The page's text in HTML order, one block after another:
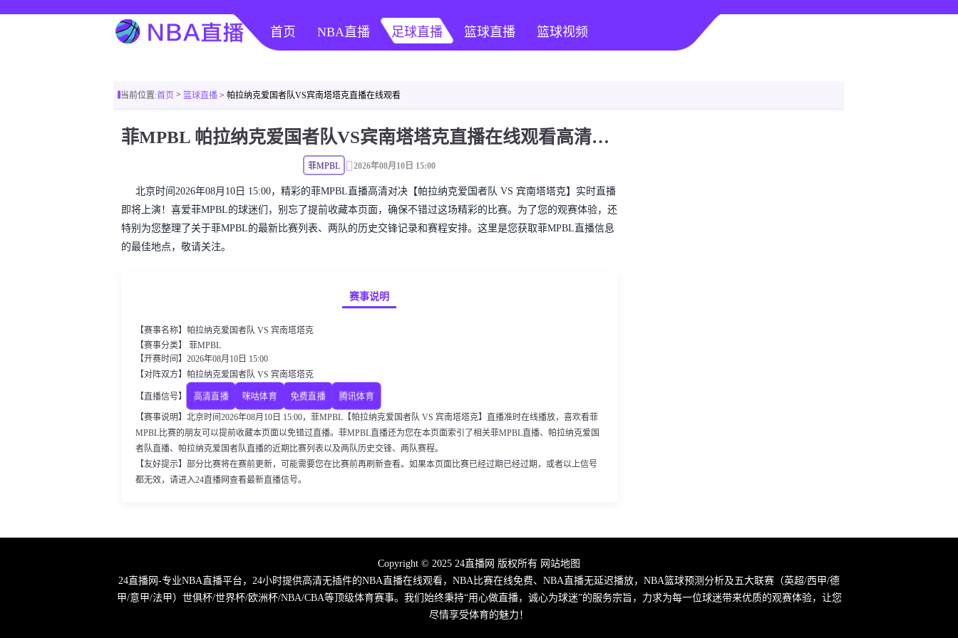
首页 NBA直播 足球直播 篮球直播 篮球视频
当前位置:首页 > 篮球直播 > 帕拉纳克爱国者队VS宾南塔塔克直播在线观看
菲MPBL 帕拉纳克爱国者队VS宾南塔塔克直播在线观看高清无插件
菲MPBL 2026年08月10日 15:00
北京时间2026年08月10日 15:00，精彩的菲MPBL直播高清对决【帕拉纳克爱国者队 VS 宾南塔塔克】实时直播
即将上演！喜爱菲MPBL的球迷们，别忘了提前收藏本页面，确保不错过这场精彩的比赛。为了您的观赛体验，还
特别为您整理了关于菲MPBL的最新比赛列表、两队的历史交锋记录和赛程安排。这里是您获取菲MPBL直播信息
的最佳地点，敬请关注。
赛事说明
【赛事名称】帕拉纳克爱国者队 VS 宾南塔塔克
【赛事分类】 菲MPBL
【开赛时间】2026年08月10日 15:00
【对阵双方】帕拉纳克爱国者队 VS 宾南塔塔克
【直播信号】 高清直播 咪咕体育 免费直播 腾讯体育
【赛事说明】北京时间2026年08月10日 15:00，菲MPBL【帕拉纳克爱国者队 VS 宾南塔塔克】直播准时在线播放，喜欢看菲
MPBL比赛的朋友可以提前收藏本页面以免错过直播。菲MPBL直播还为您在本页面索引了相关菲MPBL直播、帕拉纳克爱国
者队直播、帕拉纳克爱国者队直播的近期比赛列表以及两队历史交锋、两队赛程。
【友好提示】部分比赛将在赛前更新，可能需要您在比赛前再刷新查看。如果本页面比赛已经过期已经过期，或者以上信号
都无效，请进入24直播网查看最新直播信号。
Copyright © 2025 24直播网 版权所有 网站地图
24直播网-专业NBA直播平台，24小时提供高清无插件的NBA直播在线观看，NBA比赛在线免费、NBA直播无延迟播放，NBA篮球预测分析及五大联赛（英超/西甲/德
甲/意甲/法甲）世俱杯/世界杯/欧洲杯/NBA/CBA等顶级体育赛事。我们始终秉持“用心做直播，诚心为球迷”的服务宗旨，力求为每一位球迷带来优质的观赛体验，让您
尽情享受体育的魅力！